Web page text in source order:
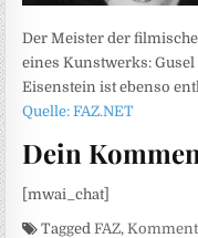
Der Meister der
eines Kunstwerks: Gusel
Eisenstein ist ebenso
Quelle: FAZ.NET
Dein
[mwai_chat]
TaggedFAZ,